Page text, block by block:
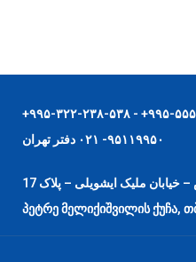
۳۲۲-۲۳۸-۵۳۸+
۹۵۱۱۹۹۵۰- ۰۲۱ دفتر تهران
ملیک ایشویلی – پلاک 17